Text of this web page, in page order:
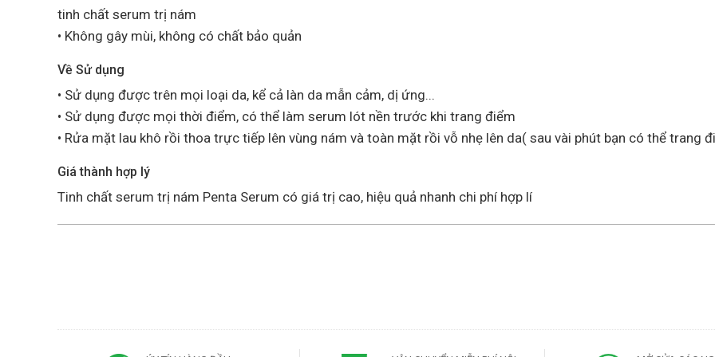
tinh chất serum trị nám
• Không gây mùi, không có chất bảo quản
Về Sử dụng
• Sử dụng được trên mọi loại da, kể cả làn da mẫn cảm, dị ứng...
• Sử dụng được mọi thời điểm, có thể làm serum lót nền trước khi trang điểm
• Rửa mặt lau khô rồi thoa trực tiếp lên vùng nám và toàn mặt rồi vỗ nhẹ lên da( sau vài phút bạn có thể trang
Giá thành hợp lý
Tinh chất serum trị nám Penta Serum có giá trị cao, hiệu quả nhanh chi phí hợp lí